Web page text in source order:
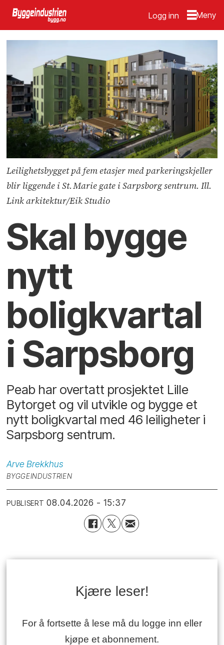
Logg inn
Leilighetsbygget på fem etasjer med parkeringskjeller
blir liggende i St. Marie gate i Sarpsborg sentrum. Ill.
Link arkitektur/Eik Studio
Skal bygge
nytt
boligkvartal
i Sarpsborg
Peab har overtatt prosjektet Lille
Bytorget og vil utvikle og bygge et
nytt boligkvartal med 46 leiligheter i
Sarpsborg sentrum.
Arve Brekkhus
BYGGEINDUSTRIEN
PUBLISERT 08.04.2026 - 15:37
Kjære leser!
For å fortsette å lese må du logge inn eller
kjøpe et abonnement.